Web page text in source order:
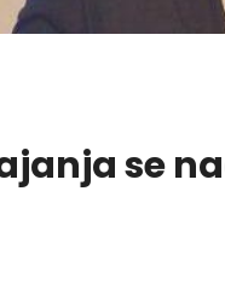
se